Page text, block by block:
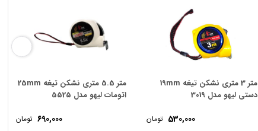
متر 3 متری نشکن تیغه 19mm
دستی لیهو مدل 3019
530,000 تومان
متر 5.5 متری نشکن تیغه 25mm
اتومات لیهو مدل 5525
690,000 تومان